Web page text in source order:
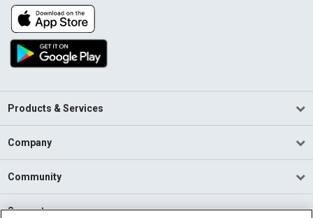
Products & Services
Company
Community
Support